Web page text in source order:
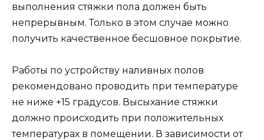
выполнения стяжки пола должен быть
непрерывным. Только в этом случае можно
получить качественное бесшовное покрытие.
Работы по устройству наливных полов
рекомендовано проводить при температуре
не ниже +15 градусов. Высыхание стяжки
должно происходить при положительных
температурах в помещении. В зависимости от